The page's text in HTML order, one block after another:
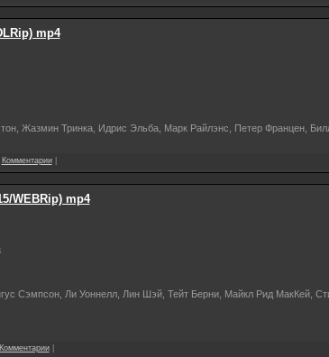
mp4
Жазмин Тринка, Идрис Эльба, Марк Райлэнс, Петер Францен,
Комментарии|
WEBRip) mp4
Сэмпсон, Ли Уоннелл, Лин Шэй, Тейт Берни, Майкл Рид МакКей,
Комментарии|